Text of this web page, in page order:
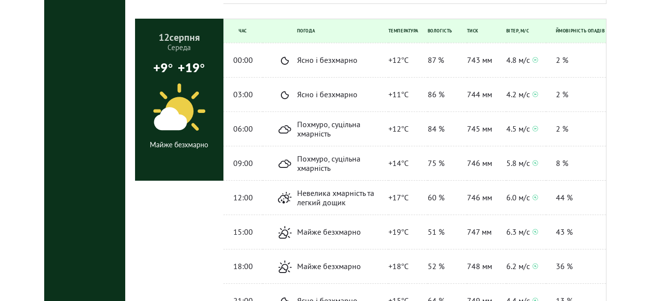
12серпня
Середа
+9° +19°
Майже безхмарно
ЧАС ПОГОДА ТЕМПЕРАТУРА ВОЛОГІСТЬ ТИСК ВІТЕР, М/С ЙМОВІРНІСТЬ ОПАДІВ
00:00 Ясно і безхмарно +12°C 87 % 743 мм 4.8 м/с 2 %
03:00 Ясно і безхмарно +11°C 86 % 744 мм 4.2 м/с 2 %
06:00
Похмуро, суцільна
хмарність
+12°C 84 % 745 мм 4.5 м/с 2 %
09:00
Похмуро, суцільна
хмарність
+14°C 75 % 746 мм 5.8 м/с 8 %
12:00
Невелика хмарність та
легкий дощик
+17°C 60 % 746 мм 6.0 м/с 44 %
15:00 Майже безхмарно +19°C 51 % 747 мм 6.3 м/с 43 %
18:00 Майже безхмарно +18°C 52 % 748 мм 6.2 м/с 36 %